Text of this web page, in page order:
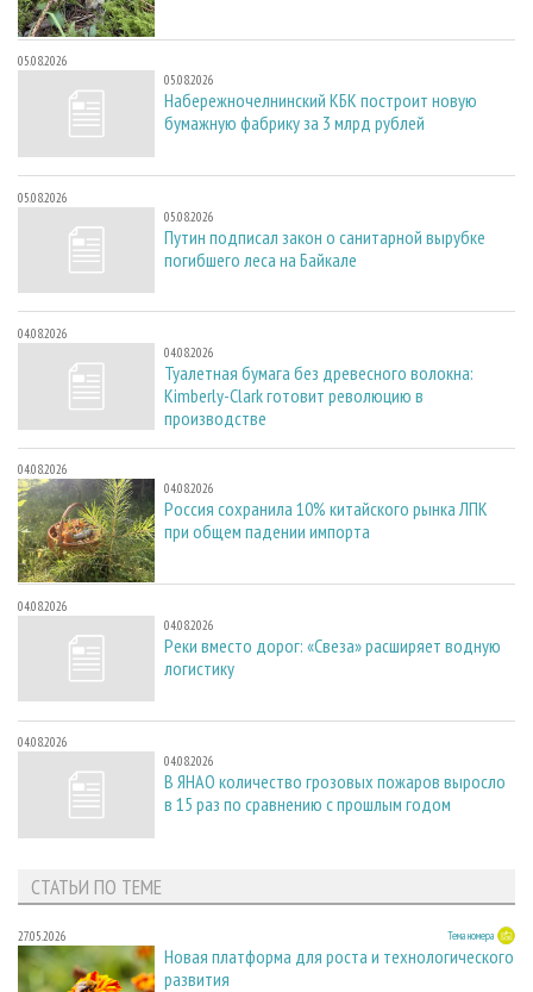
05.08.2026
05.08.2026
Набережночелнинский КБК построит новую
бумажную фабрику за 3 млрд рублей
05.08.2026
05.08.2026
Путин подписал закон о санитарной вырубке
погибшего леса на Байкале
04.08.2026
04.08.2026
Туалетная бумага без древесного волокна:
Kimberly-Clark готовит революцию в
производстве
04.08.2026
04.08.2026
Россия сохранила 10% китайского рынка ЛПК
при общем падении импорта
04.08.2026
04.08.2026
Реки вместо дорог: «Свеза» расширяет водную
логистику
04.08.2026
04.08.2026
В ЯНАО количество грозовых пожаров выросло
в 15 раз по сравнению с прошлым годом
СТАТЬИ ПО ТЕМЕ
27.05.2026 Тема номера
Новая платформа для роста и технологического
развития